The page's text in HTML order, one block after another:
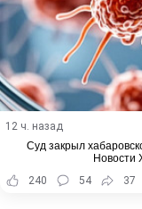
12 ч. назад
Суд закрыл
Новости
240
54 37